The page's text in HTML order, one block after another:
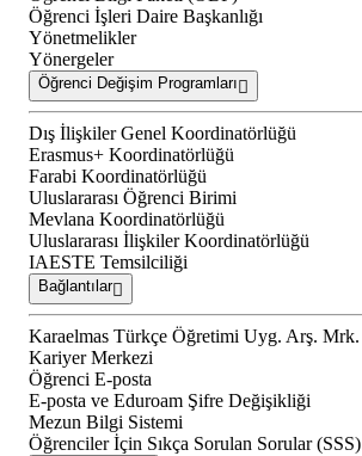
Öğrenci İşleri Daire Başkanlığı
Yönetmelikler
Yönergeler
Öğrenci Değişim Programları
Dış İlişkiler Genel Koordinatörlüğü
Erasmus+ Koordinatörlüğü
Farabi Koordinatörlüğü
Uluslararası Öğrenci Birimi
Mevlana Koordinatörlüğü
Uluslararası İlişkiler Koordinatörlüğü
IAESTE Temsilciliği
Bağlantılar
Karaelmas Türkçe Öğretimi Uyg. Arş. Mrk.
Kariyer Merkezi
Öğrenci E-posta
E-posta ve Eduroam Şifre Değişikliği
Mezun Bilgi Sistemi
Öğrenciler İçin Sıkça Sorulan Sorular (SSS)